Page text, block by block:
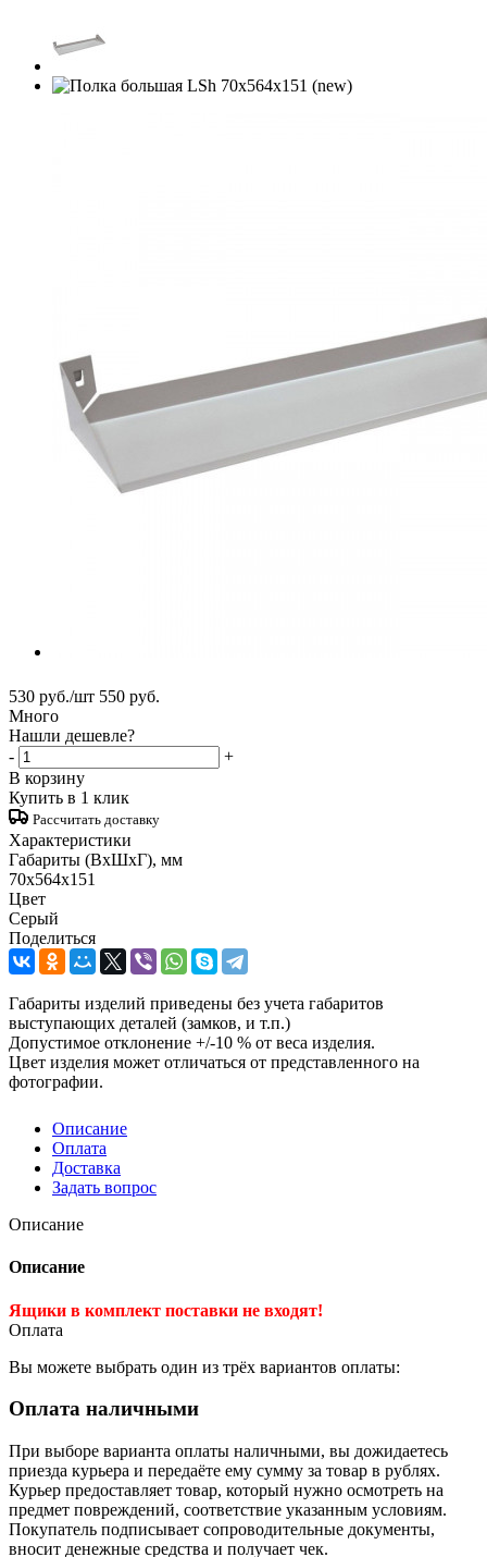
530 руб./шт 550 руб.
Много
Нашли дешевле?
-
+
В корзину
Купить в 1 клик
Рассчитать доставку
Характеристики
Габариты (ВxШxГ), мм
70x564x151
Цвет
Серый
Поделиться
Габариты изделий приведены без учета габаритов
выступающих деталей (замков, и т.п.)
Допустимое отклонение +/-10 % от веса изделия.
Цвет изделия может отличаться от представленного на
фотографии.
Описание
Оплата
Доставка
Задать вопрос
Описание
Описание
Ящики в комплект поставки не входят!
Оплата
Вы можете выбрать один из трёх вариантов оплаты:
Оплата наличными
При выборе варианта оплаты наличными, вы дожидаетесь
приезда курьера и передаёте ему сумму за товар в рублях.
Курьер предоставляет товар, который нужно осмотреть на
предмет повреждений, соответствие указанным условиям.
Покупатель подписывает сопроводительные документы,
вносит денежные средства и получает чек.